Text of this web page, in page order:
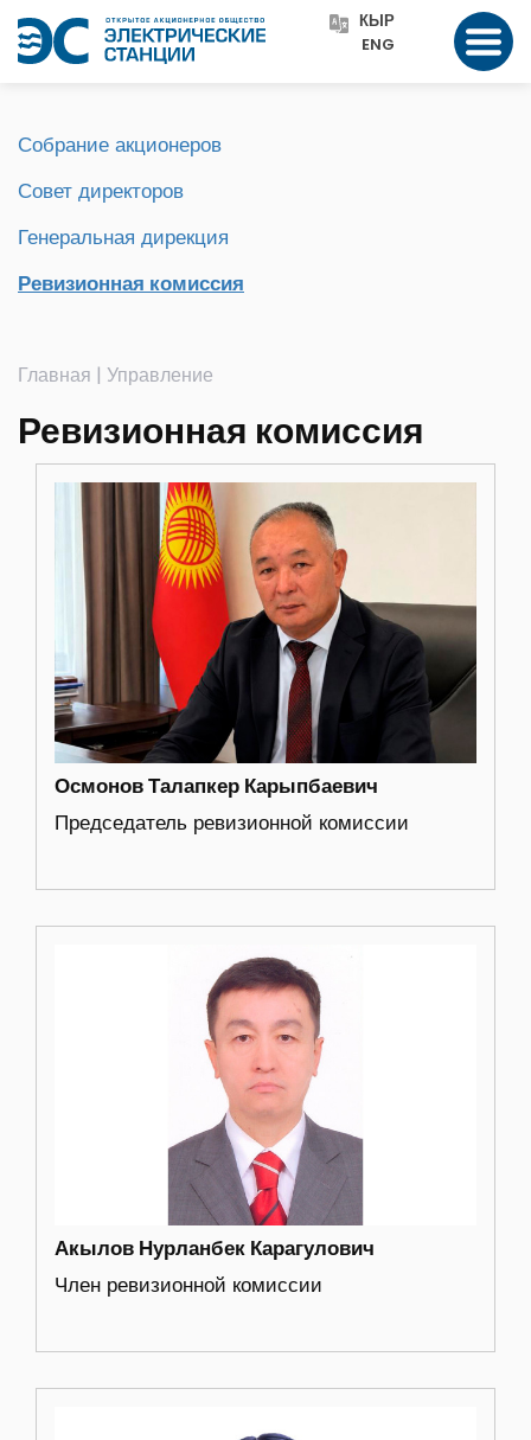
КЫР
ENG
Собрание акционеров
Совет директоров
Генеральная дирекция
Ревизионная комиссия
Главная | Управление
Ревизионная комиссия
Осмонов Талапкер Карыпбаевич
Председатель ревизионной комиссии
Акылов Нурланбек Карагулович
Член ревизионной комиссии